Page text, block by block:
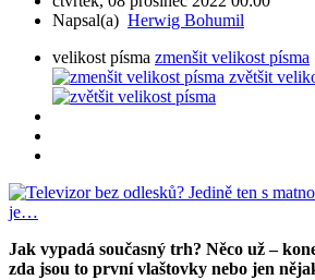
Napsal(a) Herwig Bohumil
velikost písma zmenšit velikost písma
zvětšit
Jak vypadá současný trh? Něco už –
zda jsou to první vlaštovky nebo jen